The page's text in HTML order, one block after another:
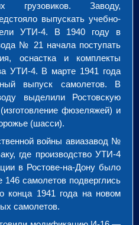
грузовиков. Заводу,
выпускать учебно-
УТИ-4. В 1940 году в
№ 21 начала поступать
оснастка и комплекты
УТИ-4. В марте 1941 года
выпуск самолетов. В
выделили Ростовскую
фюзеляжей) и
(шасси).
войны авиазавод №
где производство УТИ-4
в Ростове-на-Дону было
самолетов подверглись
конца 1941 года на новом
самолетов.